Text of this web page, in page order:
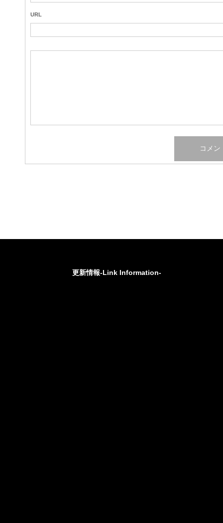
URL
更新情報-Link Information-